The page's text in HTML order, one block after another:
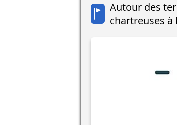
Autour des
chartreuses à